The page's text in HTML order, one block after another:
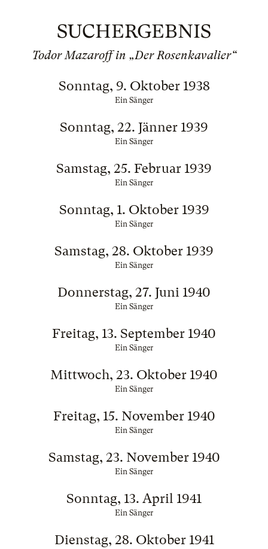
SUCHERGEBNIS
Todor Mazaroff in „Der Rosenkavalier“
Sonntag, 9. Oktober 1938
Ein Sänger
Sonntag, 22. Jänner 1939
Ein Sänger
Samstag, 25. Februar 1939
Ein Sänger
Sonntag, 1. Oktober 1939
Ein Sänger
Samstag, 28. Oktober 1939
Ein Sänger
Donnerstag, 27. Juni 1940
Ein Sänger
Freitag, 13. September 1940
Ein Sänger
Mittwoch, 23. Oktober 1940
Ein Sänger
Freitag, 15. November 1940
Ein Sänger
Samstag, 23. November 1940
Ein Sänger
Sonntag, 13. April 1941
Ein Sänger
Dienstag, 28. Oktober 1941